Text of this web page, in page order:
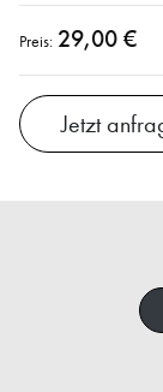
Preis: 29,00 €
Jetzt